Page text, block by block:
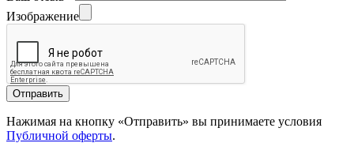
Изображение
Отправить
Нажимая на кнопку «Отправить» вы принимаете условия
Публичной оферты.